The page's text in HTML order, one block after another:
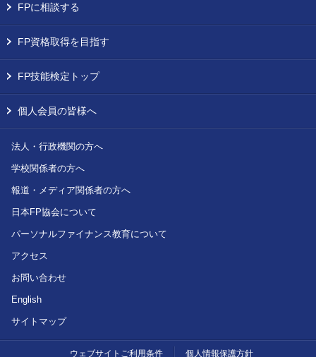
FPに相談する
FP資格取得を目指す
FP技能検定トップ
個人会員の皆様へ
法人・行政機関の方へ
学校関係者の方へ
報道・メディア関係者の方へ
日本FP協会について
パーソナルファイナンス教育について
アクセス
お問い合わせ
English
サイトマップ
ウェブサイトご利用条件 個人情報保護方針